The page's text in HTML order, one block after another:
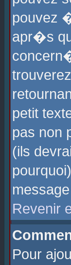
pouvez
apr�s
petit
pas non
(ils
Revenir
Pour